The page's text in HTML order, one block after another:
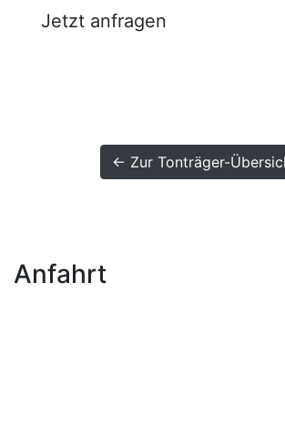
Jetzt anfragen
← Zur Tonträger-
Anfahrt